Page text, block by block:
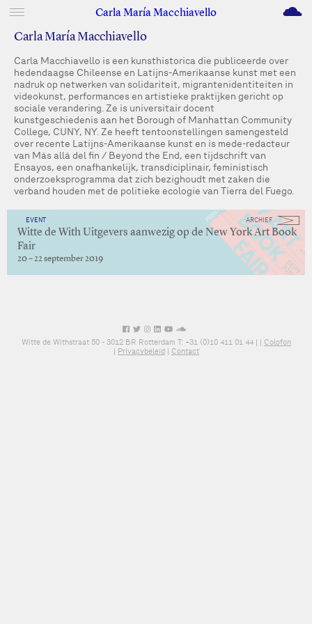
Carla María Macchiavello M
Carla María Macchiavello
Carla Macchiavello is een kunsthistorica die publiceerde over
hedendaagse Chileense en Latijns-Amerikaanse kunst met een
nadruk op netwerken van solidariteit, migrantenidentiteiten in
videokunst, performances en artistieke praktijken gericht op
sociale verandering. Ze is universitair docent
kunstgeschiedenis aan het Borough of Manhattan Community
College, CUNY, NY. Ze heeft tentoonstellingen samengesteld
over recente Latijns-Amerikaanse kunst en is mede-redacteur
van Más allá del fin / Beyond the End, een tijdschrift van
Ensayos, een onafhankelijk, transdiciplinair, feministisch
onderzoeksprogramma dat zich bezighoudt met zaken die
verband houden met de politieke ecologie van Tierra del Fuego.
ARCHIEF
EVENT
Witte de With Uitgevers aanwezig op de New York Art Book
Fair
20 – 22 september 2019
Witte de Withstraat 50 - 3012 BR Rotterdam T: +31 (0)10 411 01 44 | | Colofon
| Privacybeleid| Contact